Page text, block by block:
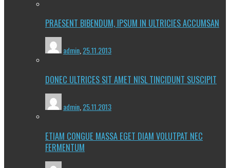
PRAESENT BIBENDUM, IPSUM IN ULTRICIES ACCUMSAN
admin,25.11.2013
DONEC ULTRICES SIT AMET NISL TINCIDUNT SUSCIPIT
admin 25.11.2013
ETIAM CONGUE MASSA EGET DIAM VOLUTPAT NEC
FERMENTUM